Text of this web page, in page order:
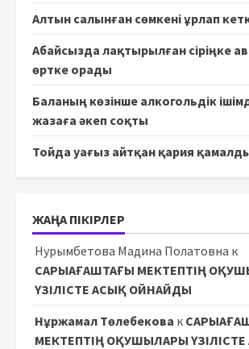
Алтын салынған сөмкені ұрлап
Абайсызда лақтырылған сіріңке
өртке орады
Баланың көзінше алкогольдік
жазаға әкеп соқты
Тойда уағыз айтқан қария
ЖАҢА ПІКІРЛЕР
Нурымбетова Мадина Полатовна к
САРЫАҒАШТАҒЫ МЕКТЕПТІҢ
ҮЗІЛІСТЕ АСЫҚ ОЙНАЙДЫ
Нұржамал Төлебекова к
МЕКТЕПТІҢ ОҚУШЫЛАРЫ